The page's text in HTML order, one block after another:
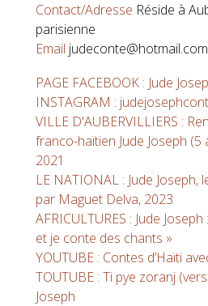
Contact/Adresse Réside à
parisienne
Email judeconte@hotmail.com
PAGE FACEBOOK : Jude
INSTAGRAM :
VILLE D'AUBERVILLIERS :
franco-haïtien Jude Joseph
2021
LE NATIONAL : Jude
par Maguet Delva, 2023
AFRICULTURES : Jude
et je conte des chants »
YOUTUBE : Contes d’Haïti
TOUTUBE : Ti pye zoranj
Joseph